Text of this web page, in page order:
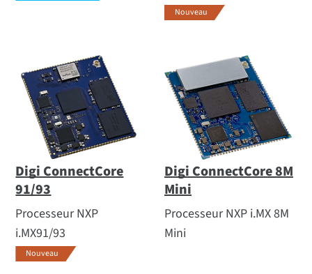
Nouveau
Digi ConnectCore
91/93
Processeur NXP
i.MX91/93
Nouveau
Digi ConnectCore 8M
Mini
Processeur NXP i.MX 8M
Mini